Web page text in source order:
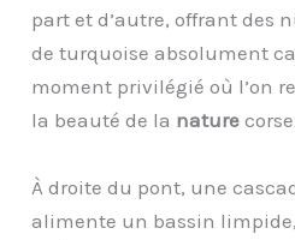
part et d’autre, offrant des
de turquoise absolument
moment privilégié où l’on
la beauté de la nature
À droite du pont, une
alimente un bassin